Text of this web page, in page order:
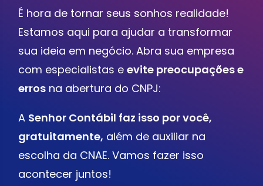
É hora de tornar seus sonhos realidade!
Estamos aqui para ajudar a transformar
sua ideia em negócio. Abra sua empresa
com especialistas eevite preocupações e
erros na abertura do CNPJ:
A Senhor Contábil faz isso por você,
gratuitamente, além de auxiliar na
escolha da CNAE. Vamos fazer isso
acontecer juntos!